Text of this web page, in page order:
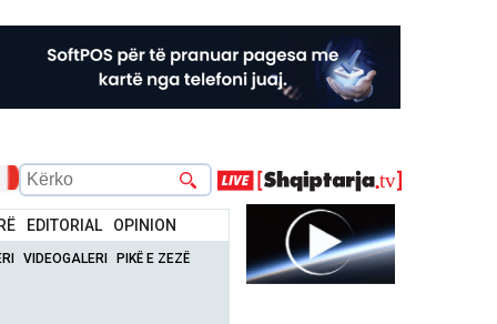
EDITORIAL OPINION
VIDEOGALERI PIKË E ZEZË